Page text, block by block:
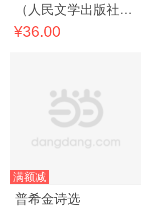
（人民文学出版社名
著名译丛书，劲销十
¥36.00
满额减
普希金诗选